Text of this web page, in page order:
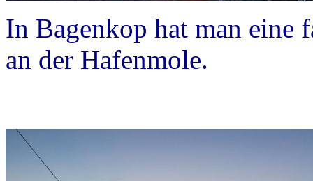
In Bagenkop hat man eine
an der Hafenmole.